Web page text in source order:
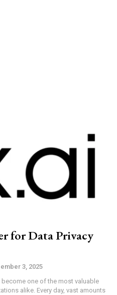
for Data Privacy
3, 2025
one of the most valuable
alike. Every day, vast amounts